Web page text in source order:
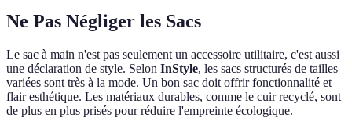
Ne Pas Négliger les Sacs
Le sac à main n'est pas seulement un accessoire utilitaire, c'est aussi
une déclaration de style. Selon InStyle, les sacs structurés de tailles
variées sont très à la mode. Un bon sac doit offrir fonctionnalité et
flair esthétique. Les matériaux durables, comme le cuir recyclé, sont
de plus en plus prisés pour réduire l'empreinte écologique.